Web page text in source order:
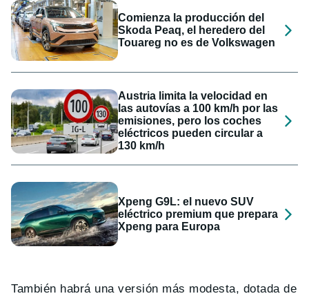
Comienza la producción del
Skoda Peaq, el heredero del
Touareg no es de Volkswagen
Austria limita la velocidad en
las autovías a 100 km/h por las
emisiones, pero los coches
eléctricos pueden circular a
130 km/h
Xpeng G9L: el nuevo SUV
eléctrico premium que prepara
Xpeng para Europa
También habrá una versión más modesta, dotada de